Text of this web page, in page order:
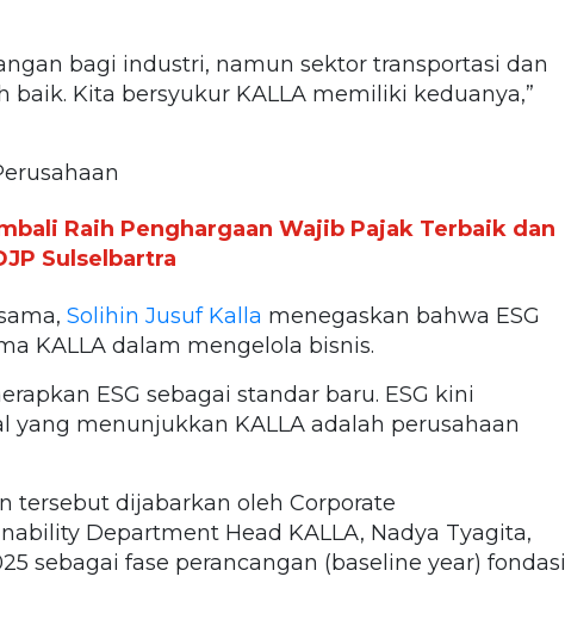
bagi industri, namun sektor transportasi dan
Kita bersyukur KALLA memiliki keduanya,”
Raih Penghargaan Wajib Pajak Terbaik dan
Sulselbartra
Solihin Jusuf Kalla menegaskan bahwa ESG
KALLA dalam mengelola bisnis.
ESG sebagai standar baru. ESG kini
yang menunjukkan KALLA adalah perusahaan
tersebut dijabarkan oleh Corporate
Department Head KALLA, Nadya Tyagita,
sebagai fase perancangan (baseline year) fondasi